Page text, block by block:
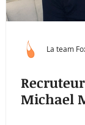
La team
Michael